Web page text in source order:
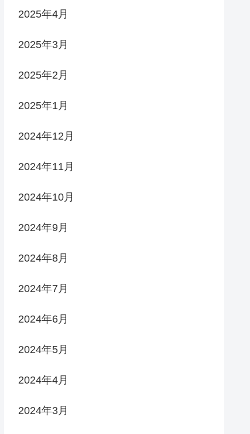
2025年4月
2025年3月
2025年2月
2025年1月
2024年12月
2024年11月
2024年10月
2024年9月
2024年8月
2024年7月
2024年6月
2024年5月
2024年4月
2024年3月